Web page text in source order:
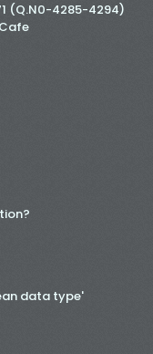
(Q.N0-4285-4294)
data type'